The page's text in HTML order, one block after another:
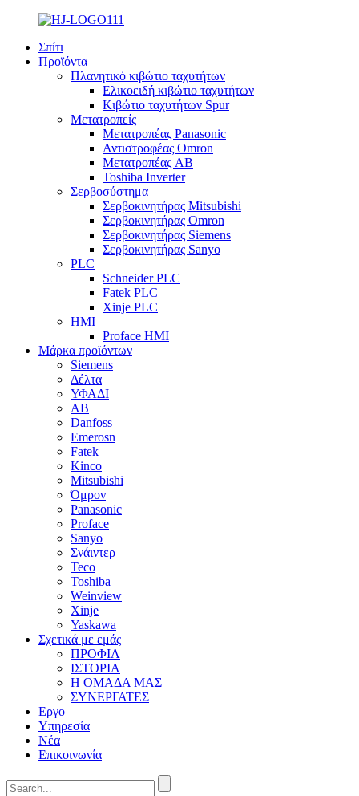
Σπίτι
Προϊόντα
Πλανητικό κιβώτιο ταχυτήτων
Ελικοειδή κιβώτιο ταχυτήτων
Κιβώτιο ταχυτήτων Spur
Μετατροπείς
Μετατροπέας Panasonic
Αντιστροφέας Omron
Μετατροπέας AB
Toshiba Inverter
Σερβοσύστημα
Σερβοκινητήρας Mitsubishi
Σερβοκινητήρας Omron
Σερβοκινητήρας Siemens
Σερβοκινητήρας Sanyo
PLC
Schneider PLC
Fatek PLC
Xinje PLC
HMI
Proface HMI
Μάρκα προϊόντων
Siemens
Δέλτα
ΥΦΑΔΙ
AB
Danfoss
Emerosn
Fatek
Kinco
Mitsubishi
Όμρον
Panasonic
Proface
Sanyo
Σνάιντερ
Teco
Toshiba
Weinview
Xinje
Yaskawa
Σχετικά με εμάς
ΠΡΟΦΙΛ
ΙΣΤΟΡΙΑ
Η ΟΜΑΔΑ ΜΑΣ
ΣΥΝΕΡΓΑΤΕΣ
Εργο
Υπηρεσία
Νέα
Επικοινωνία